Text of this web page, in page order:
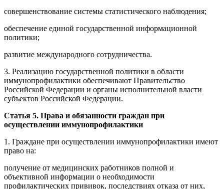
совершенствование системы статистического наблюдения;
обеспечение единой государственной информационной
политики;
развитие международного сотрудничества.
3. Реализацию государственной политики в области
иммунопрофилактики обеспечивают Правительство
Российской Федерации и органы исполнительной власти
субъектов Российской Федерации.
Статья 5. Права и обязанности граждан при
осуществлении иммунопрофилактики
1. Граждане при осуществлении иммунопрофилактики имеют
право на:
получение от медицинских работников полной и
объективной информации о необходимости
профилактических прививок, последствиях отказа от них,